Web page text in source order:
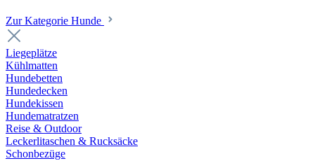
Zur Kategorie Hunde
Liegeplätze
Kühlmatten
Hundebetten
Hundedecken
Hundekissen
Hundematratzen
Reise & Outdoor
Leckerlitaschen & Rucksäcke
Schonbezüge